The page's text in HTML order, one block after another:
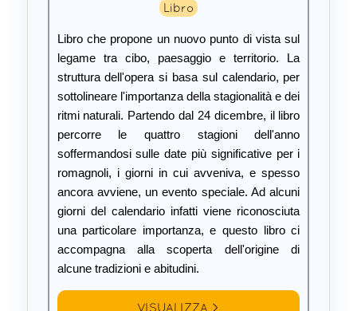
Libro
Libro che propone un nuovo punto di vista sul
legame tra cibo, paesaggio e territorio. La
struttura dell'opera si basa sul calendario, per
sottolineare l'importanza della stagionalità e dei
ritmi naturali. Partendo dal 24 dicembre, il libro
percorre le quattro stagioni dell'anno
soffermandosi sulle date più significative per i
romagnoli, i giorni in cui avveniva, e spesso
ancora avviene, un evento speciale. Ad alcuni
giorni del calendario infatti viene riconosciuta
una particolare importanza, e questo libro ci
accompagna alla scoperta dell'origine di
alcune tradizioni e abitudini.
VISUALIZZA >